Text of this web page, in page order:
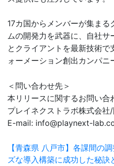
17カ国からメンバーが集ま
ムの開発力を武器に、自社
とクライアントを最新技術
ォーメーション創出カンパニ
＜問い合わせ先＞
本リリースに関するお問い合
プレイネクストラボ株式会社
E-mail: info@playnext-
【青森県 八戸市】各課間の
ズな導入構築に成功した秘訣